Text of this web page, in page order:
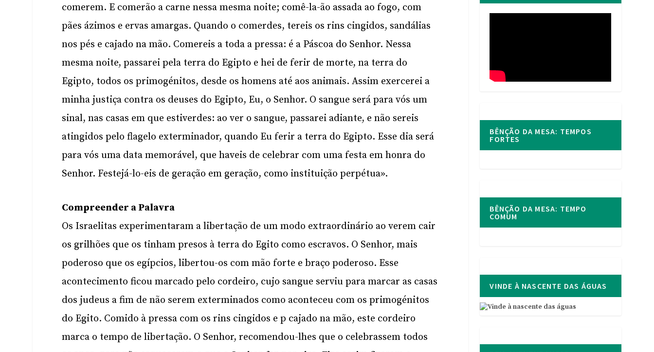
comerem. E comerão a carne nessa mesma noite; comê-la-ão assada ao fogo, com
pães ázimos e ervas amargas. Quando o comerdes, tereis os rins cingidos, sandálias
nos pés e cajado na mão. Comereis a toda a pressa: é a Páscoa do Senhor. Nessa
mesma noite, passarei pela terra do Egipto e hei de ferir de morte, na terra do
Egipto, todos os primogénitos, desde os homens até aos animais. Assim exercerei a
minha justiça contra os deuses do Egipto, Eu, o Senhor. O sangue será para vós um
sinal, nas casas em que estiverdes: ao ver o sangue, passarei adiante, e não sereis
atingidos pelo flagelo exterminador, quando Eu ferir a terra do Egipto. Esse dia será
para vós uma data memorável, que haveis de celebrar com uma festa em honra do
Senhor. Festejá-lo-eis de geração em geração, como instituição perpétua».
Compreender a Palavra
Os Israelitas experimentaram a libertação de um modo extraordinário ao verem cair
os grilhões que os tinham presos à terra do Egito como escravos. O Senhor, mais
poderoso que os egípcios, libertou-os com mão forte e braço poderoso. Esse
acontecimento ficou marcado pelo cordeiro, cujo sangue serviu para marcar as casas
dos judeus a fim de não serem exterminados como aconteceu com os primogénitos
do Egito. Comido à pressa com os rins cingidos e p cajado na mão, este cordeiro
marca o tempo de libertação. O Senhor, recomendou-lhes que o celebrassem todos
BÊNÇÃO DA MESA: TEMPOS
FORTES
BÊNÇÃO DA MESA: TEMPO
COMUM
VINDE À NASCENTE DAS ÁGUAS